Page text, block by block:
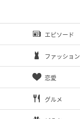
エピソード
ファッション
恋愛
グルメ